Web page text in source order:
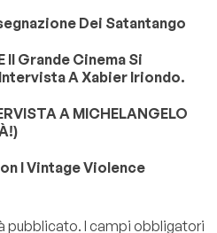
Dei Satantango
Il Grande Cinema Si
A Xabier Iriondo.
A MICHELANGELO
I Vintage Violence
pubblicato. I campi obbligatori